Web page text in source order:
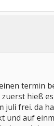
termin
hieß
juli frei. da
und auf